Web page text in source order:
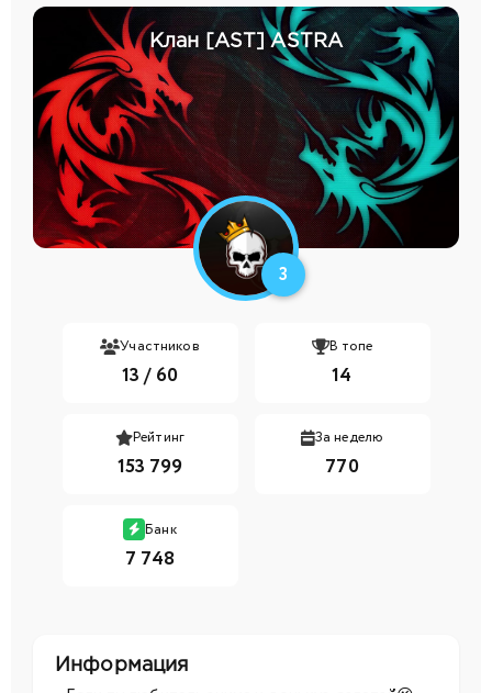
Клан [AST] ASTRA
3
Участников
13 / 60
В топе
14
Рейтинг
153 799
За неделю
770
Банк
7 748
Информация